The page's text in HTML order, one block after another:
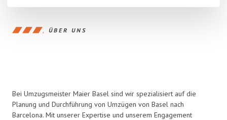
ÜBER UNS
Bei Umzugsmeister Maier Basel sind wir spezialisiert auf die
Planung und Durchführung von Umzügen von Basel nach
Barcelona. Mit unserer Expertise und unserem Engagement